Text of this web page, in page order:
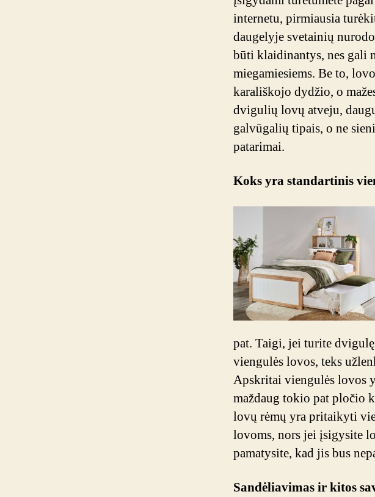
internetu, pirmiausia
daugelyje svetainių
būti klaidinantys, nes gali
miegamiesiems. Be to,
karališkojo dydžio, o
dvigulių lovų atveju,
galvūgalių tipais, o ne
patarimai.
Koks yra standartinis
pat. Taigi, jei turite
viengulės lovos, teks
Apskritai viengulės lovos
maždaug tokio pat pločio
lovų rėmų yra pritaikyti
lovoms, nors jei įsigysite
pamatysite, kad jis bus
Sandėliavimas ir kitos